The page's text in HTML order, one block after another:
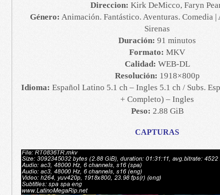
Direccion: Kirk DeMicco, Faryn
Género: Animación. Fantástico. Aventuras. Comedia |
Sirenas
Duración: 91 minutos
Formato: MKV
Calidad: WEB-DL
Resolución: 1918×800p
Idioma: Español Latino 5.1 ch – Ingles 5.1 ch / Subs.
+ Completo) – Ingles
Peso: 2.88 GiB
CAPTURAS